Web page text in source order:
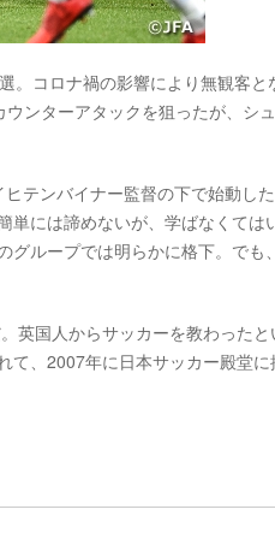
。コロナ禍の影響により無観客と
ンターアタックを狙ったが、シ
テンバイナー監督の下で始動し
単には諦めないが、学ばなくては
グループでは明らかに格下。でも
英国人からサッカーを教わったと
て、2007年に日本サッカー殿堂に